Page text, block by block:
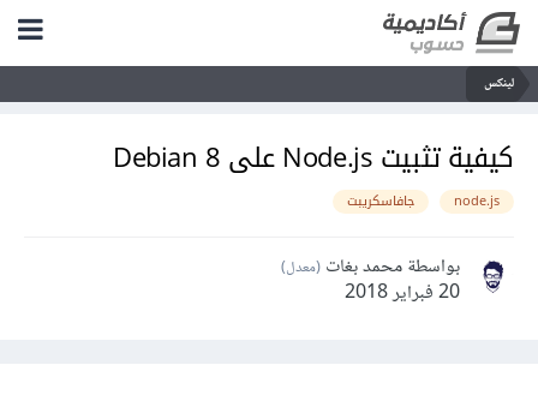
لينكس
كيفية تثبيت Node.js على Debian 8
node.js جافاسكريبت
بواسطة محمد بغات (معدل)
20 فبراير 2018